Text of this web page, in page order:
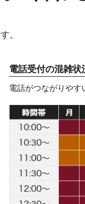
。
電話受付の混雑状
電話がつながりやす